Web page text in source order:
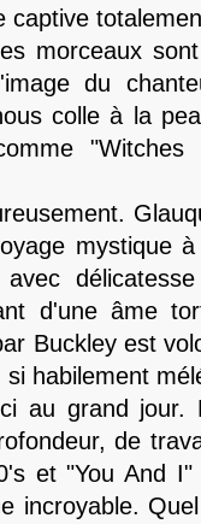
captive
morceaux
du
colle à la
mystique
d'une âme
Buckley est
habilement
au grand jour.
de
et "You And
incroyable.